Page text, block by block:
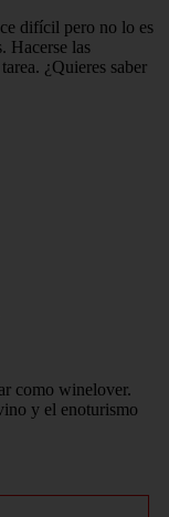
difícil pero no lo es
Hacerse las
¿Quieres saber
como winelover.
y el enoturismo